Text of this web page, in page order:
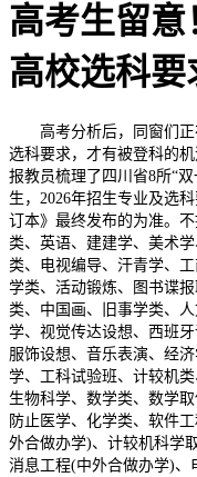
高考生留意
高校选科要
高考分析后，同窗们正
选科要求，才有被登科的
报教员梳理了四川省8所“
生，2026年招生专业及选
订本》最终发布的为准。
类、英语、建建学、美术
类、电视编导、汗青学、
学类、活动锻炼、图书谍
类、中国画、旧事学类、
学、视觉传达设想、西班
服饰设想、音乐表演、经
学、工科试验班、计较机
生物科学、数学类、数学
防止医学、化学类、软件
外合做办学)、计较机科学
消息工程(中外合做办学)、